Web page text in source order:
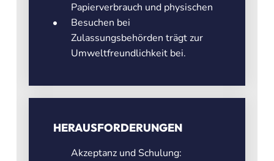
Papierverbrauch und physischen
Besuchen bei
Zulassungsbehörden trägt zur
Umweltfreundlichkeit bei.
HERAUSFORDERUNGEN
Akzeptanz und Schulung: